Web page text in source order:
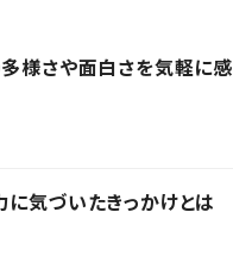
様さや面白さを気軽に感
気づいたきっかけとは